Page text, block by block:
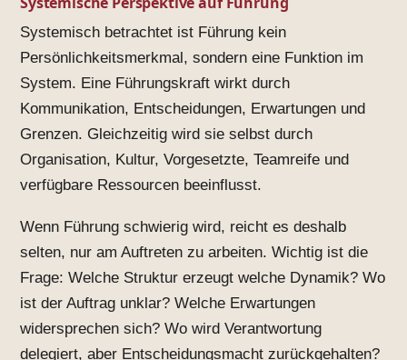
Systemisch betrachtet ist Führung kein
Persönlichkeitsmerkmal, sondern eine Funktion im
System. Eine Führungskraft wirkt durch
Kommunikation, Entscheidungen, Erwartungen und
Grenzen. Gleichzeitig wird sie selbst durch
Organisation, Kultur, Vorgesetzte, Teamreife und
verfügbare Ressourcen beeinflusst.
Wenn Führung schwierig wird, reicht es deshalb
selten, nur am Auftreten zu arbeiten. Wichtig ist die
Frage: Welche Struktur erzeugt welche Dynamik? Wo
ist der Auftrag unklar? Welche Erwartungen
widersprechen sich? Wo wird Verantwortung
delegiert, aber Entscheidungsmacht zurückgehalten?